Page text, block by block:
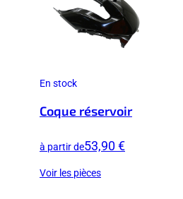
En stock
Coque réservoir
à partir de53,90 €
Voir les pièces